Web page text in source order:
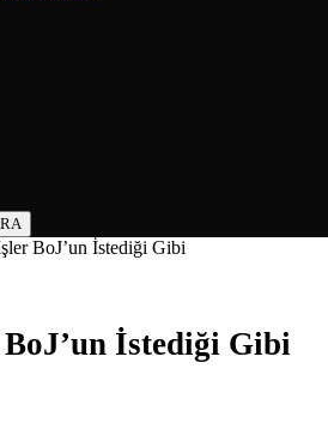
BoJ’un İstediği Gibi
İstediği Gibi